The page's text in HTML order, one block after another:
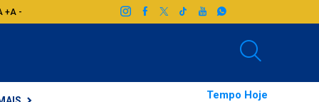
+A -
Tempo Hoje